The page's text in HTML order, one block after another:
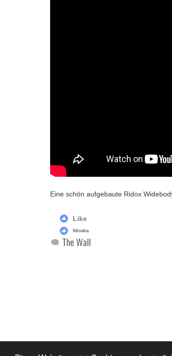
Eine schön aufgebaute Ridox
Like
Wowka
The Wall